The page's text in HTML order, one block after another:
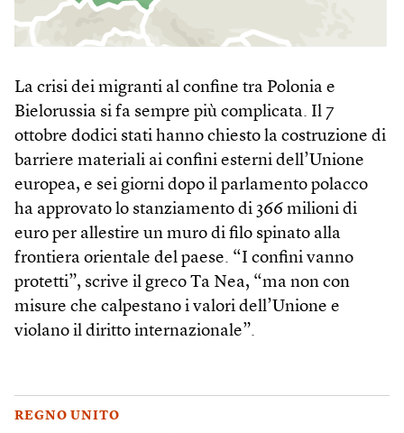
La crisi dei migranti al confine tra Polonia e
Bielorussia si fa sempre più complicata. Il 7
ottobre dodici stati hanno chiesto la costruzione di
barriere materiali ai confini esterni dell’Unione
europea, e sei giorni dopo il parlamento polacco
ha approvato lo stanziamento di 366 milioni di
euro per allestire un muro di filo spinato alla
frontiera orientale del paese. “I confini vanno
protetti”, scrive il greco Ta Nea, “ma non con
misure che calpestano i valori dell’Unione e
violano il diritto internazionale”.
REGNO UNITO